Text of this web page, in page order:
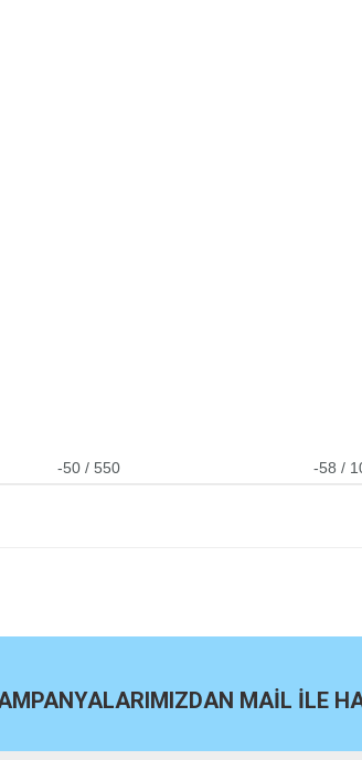
-50 / 550 -58 /
MAİL İLE